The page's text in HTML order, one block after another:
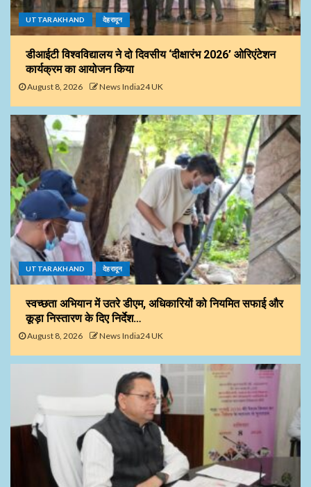
UTTARAKHAND देहरादून
डीआईटी विश्वविद्यालय ने दो दिवसीय ‘दीक्षारंभ 2026’ ओरिएंटेशन
कार्यक्रम का आयोजन किया
August 8, 2026 News India24 UK
UTTARAKHAND देहरादून
स्वच्छता अभियान में उतरे डीएम, अधिकारियों को नियमित सफाई और
कूड़ा निस्तारण के दिए निर्देश…
August 8, 2026 News India24 UK